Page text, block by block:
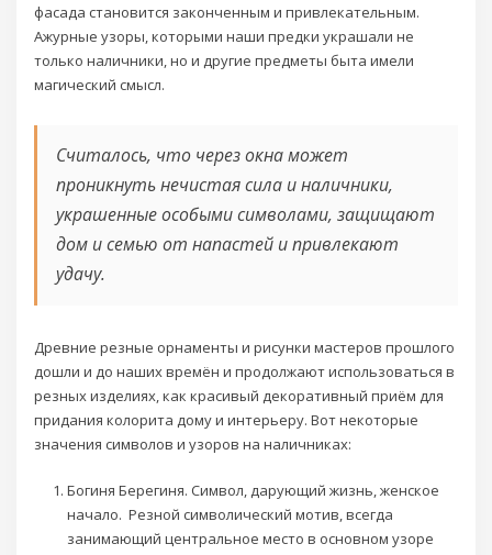
фасада становится законченным и привлекательным.
Ажурные узоры, которыми наши предки украшали не
только наличники, но и другие предметы быта имели
магический смысл.
Считалось, что через окна может
проникнуть нечистая сила и наличники,
украшенные особыми символами, защищают
дом и семью от напастей и привлекают
удачу.
Древние резные орнаменты и рисунки мастеров прошлого
дошли и до наших времён и продолжают использоваться в
резных изделиях, как красивый декоративный приём для
придания колорита дому и интерьеру. Вот некоторые
значения символов и узоров на наличниках:
Богиня Берегиня. Символ, дарующий жизнь, женское
начало. Резной символический мотив, всегда
занимающий центральное место в основном узоре